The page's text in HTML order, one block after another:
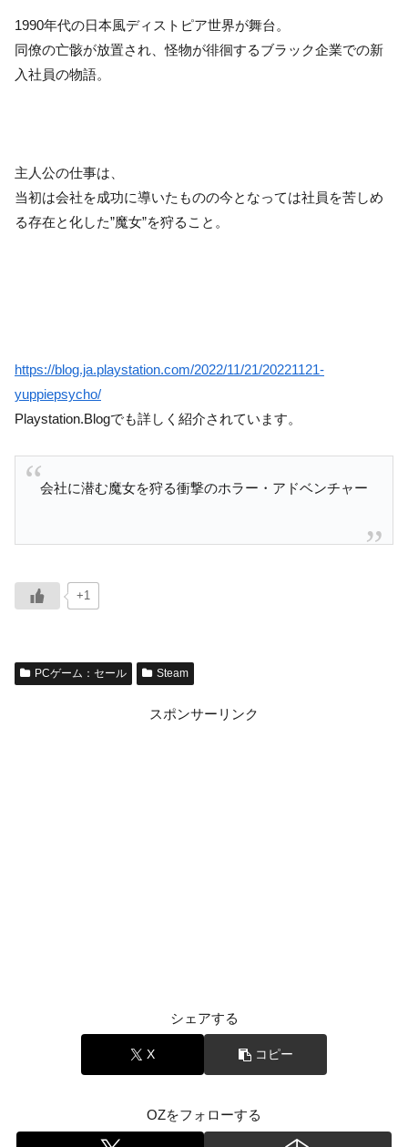
1990年代の日本風ディストピア世界が舞台。
同僚の亡骸が放置され、怪物が徘徊するブラック企業での新
入社員の物語。
主人公の仕事は、
当初は会社を成功に導いたものの今となっては社員を苦しめ
る存在と化した”魔女”を狩ること。
https://blog.ja.playstation.com/2022/11/21/20221121-
yuppiepsycho/
Playstation.Blogでも詳しく紹介されています。
会社に潜む魔女を狩る衝撃のホラー・アドベンチャー
+1
PCゲーム：セール Steam
スポンサーリンク
シェアする
X コピー
OZをフォローする